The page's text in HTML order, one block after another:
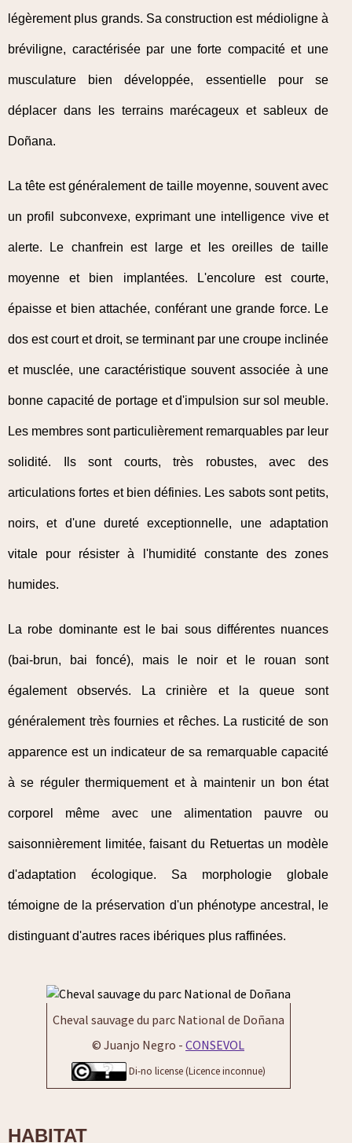
légèrement plus grands. Sa construction est médioligne à
bréviligne, caractérisée par une forte compacité et une
musculature bien développée, essentielle pour se
déplacer dans les terrains marécageux et sableux de
Doñana.
La tête est généralement de taille moyenne, souvent avec
un profil subconvexe, exprimant une intelligence vive et
alerte. Le chanfrein est large et les oreilles de taille
moyenne et bien implantées. L'encolure est courte,
épaisse et bien attachée, conférant une grande force. Le
dos est court et droit, se terminant par une croupe inclinée
et musclée, une caractéristique souvent associée à une
bonne capacité de portage et d'impulsion sur sol meuble.
Les membres sont particulièrement remarquables par leur
solidité. Ils sont courts, très robustes, avec des
articulations fortes et bien définies. Les sabots sont petits,
noirs, et d'une dureté exceptionnelle, une adaptation
vitale pour résister à l'humidité constante des zones
humides.
La robe dominante est le bai sous différentes nuances
(bai-brun, bai foncé), mais le noir et le rouan sont
également observés. La crinière et la queue sont
généralement très fournies et rêches. La rusticité de son
apparence est un indicateur de sa remarquable capacité
à se réguler thermiquement et à maintenir un bon état
corporel même avec une alimentation pauvre ou
saisonnièrement limitée, faisant du Retuertas un modèle
d'adaptation écologique. Sa morphologie globale
témoigne de la préservation d'un phénotype ancestral, le
distinguant d'autres races ibériques plus raffinées.
Cheval sauvage du parc National de Doñana
© Juanjo Negro - CONSEVOL
Di-no license (Licence inconnue)
HABITAT